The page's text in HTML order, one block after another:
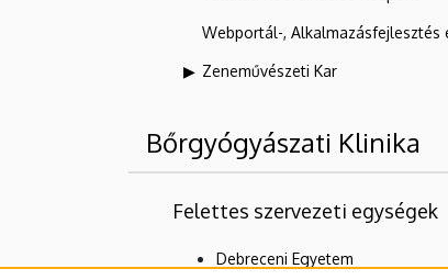
Webportál-, Alkalmazásfejlesztés
Zeneművészeti Kar
Bőrgyógyászati Klinika
Felettes szervezeti egységek
Debreceni Egyetem